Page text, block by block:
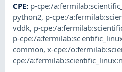
CPE: p-cpe:/
python2, p-cpe:/
vddk, p-cpe:/
p-cpe:/
common,x-cpe:/
cpe:/